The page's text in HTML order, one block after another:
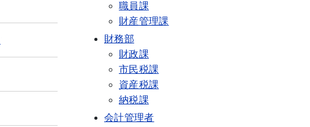
職員課
財産管理課
財務部
財政課
市民税課
資産税課
納税課
会計管理者